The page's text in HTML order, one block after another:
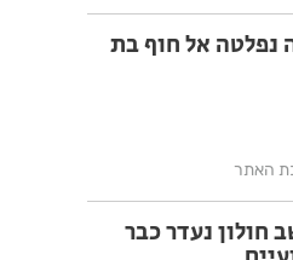
נפלטה אל חוף בת
האתר
חולון נעדר כבר